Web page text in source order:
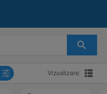
Vizualizare: